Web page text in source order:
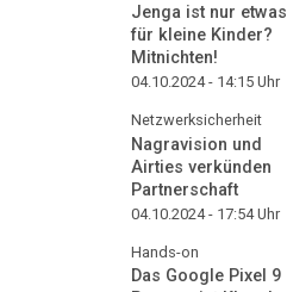
Jenga ist nur etwas
für kleine Kinder?
Mitnichten!
04.10.2024 - 14:15 Uhr
Netzwerksicherheit
Nagravision und
Airties verkünden
Partnerschaft
04.10.2024 - 17:54Uhr
Hands-on
Das Google Pixel 9